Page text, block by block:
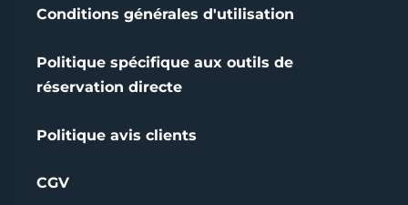
Conditions générales d'utilisation
Politique spécifique aux outils de
réservation directe
Politique avis clients
CGV